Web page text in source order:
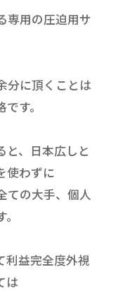
専用の圧迫用サ
分に頂くことは
す。
と、日本広しと
使わずに
ての大手、個人
利益完全度外視
は